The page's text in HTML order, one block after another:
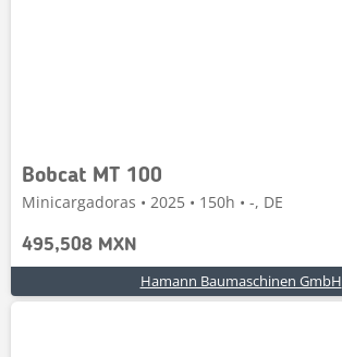
Bobcat MT 100
Minicargadoras • 2025 • 150h • -, DE
495,508 MXN
Hamann Baumaschinen GmbH